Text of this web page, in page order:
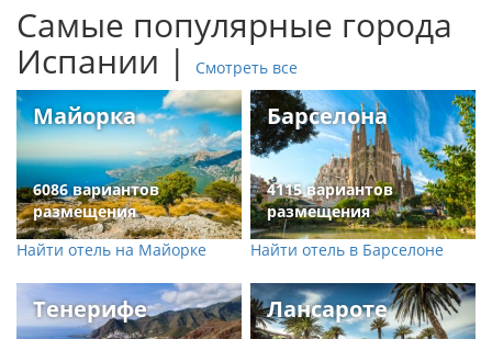
Самые популярные города
Испании |Смотреть все
Майорка
6086 вариантов
размещения
Найти отель на Майорке
Барселона
4115 вариантов
размещения
Найти отель в Барселоне
Тенерифе Лансароте